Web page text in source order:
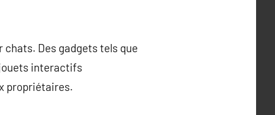
Des gadgets tels que
interactifs
propriétaires.